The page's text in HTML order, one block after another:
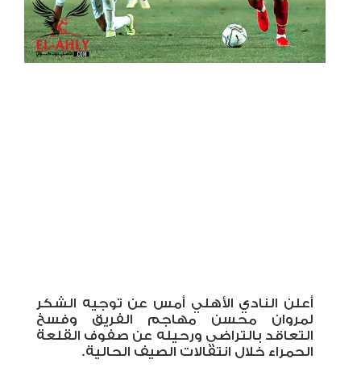
أعلن النادي الأهلي أمس عن توجيه الشكر
لمروان محسن مهاجم الفريق وفسخ
التعاقد بالتراضي ورحيله عن صفوف القلعة
الحمراء خلال انتقالات الصيف الحالية.